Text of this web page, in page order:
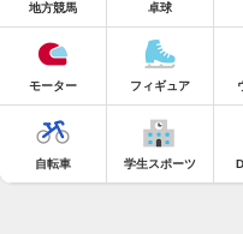
地方競馬 卓球
モーター フィギュア
自転車 学生スポーツ